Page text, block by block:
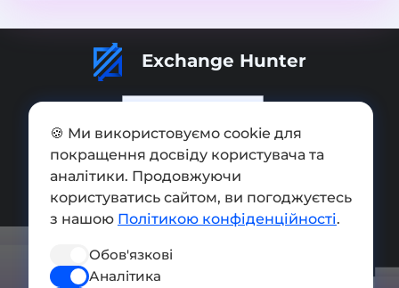
Exchange Hunter
Додати обмінник
Мапа сайту
Press kit
Умови використання
🍪 Ми використовуємо cookie для
покращення досвіду користувача та
аналітики. Продовжуючи
користуватись сайтом, ви погоджуєтесь
з нашою Політикою конфіденційності.
Обов'язкові
Аналітика